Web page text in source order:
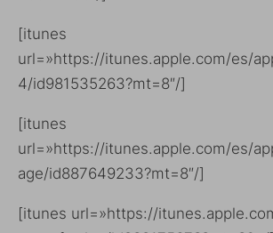
[itunes
url=»https://itunes.apple.com/es/
4/id981535263?mt=8″/]
[itunes
url=»https://itunes.apple.com/es/
age/id887649233?mt=8″/]
[itunes url=»https://